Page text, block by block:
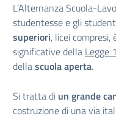
L’Alternanza Scuola-
studentesse e gli
superiori, licei
significative della Legge
dellascuola aperta.
Si tratta di un grande
costruzione di una via